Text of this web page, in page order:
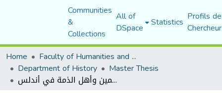
Communities
&
Collections
All of
DSpace Statistics Profils
Home
Faculty of Humanities and Social Sciences
Department of History Master Thesis
التسامح والتعايش السلمي الاجتماعي بين المسلمين وأهل الذمة في أندلس